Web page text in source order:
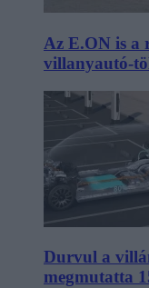
Az E.ON is a
villanyautó-
Durvul a
megmutatta